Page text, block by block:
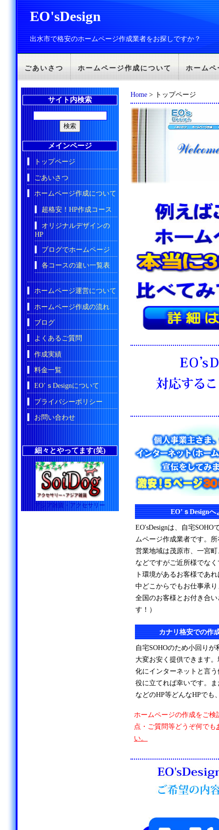
EO'sDesign
出水市で格安のホームページ作成業者をお探しですか？
ごあいさつ ホームページ作成について ホームペ
Home > トップページ
EO’ｓDesign
EO'sDesignは、自宅SOHO
ムページ作成業者です。
営業地域は茂原市、一宮
などですがご近所様でな
ト環境があるお客様であ
中どこからでもお仕事承
全国のお客様とお付き合
す！）
カナリ格安での作
自宅SOHOのため小回り
大変お安く提供できます
化にインターネットと言
役に立てれば幸いです。
などのHP等どんなHPでも
ホームページの作成をご検
点・ご質問等どうぞ何でも
い。
サイト内検索
メインページ
トップページ
ごあいさつ
ホームページ作成について
超格安！HP作成コース
オリジナルデザインの
HP
ブログでホームページ
各コースの違い一覧表
ホームページ運営について
ホームページ作成の流れ
ブログ
よくあるご質問
作成実績
料金一覧
EO’ｓDesignについて
プライバシーポリシー
お問い合わせ
細々とやってます(笑)
アジア雑貨・アクセサリー